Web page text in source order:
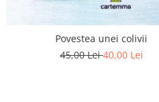
Povestea unei colivii
45,00 Lei40,00 Lei